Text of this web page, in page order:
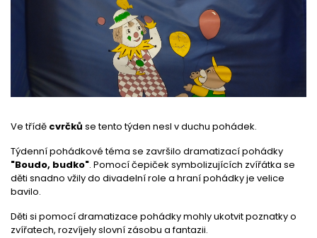
Ve třídě cvrčků se tento týden nesl v duchu pohádek.
Týdenní pohádkové téma se završilo dramatizací pohádky
"Boudo, budko". Pomocí čepiček symbolizujících zvířátka se
děti snadno vžily do divadelní role a hraní pohádky je velice
bavilo.
Děti si pomocí dramatizace pohádky mohly ukotvit poznatky o
zvířatech, rozvíjely slovní zásobu a fantazii.